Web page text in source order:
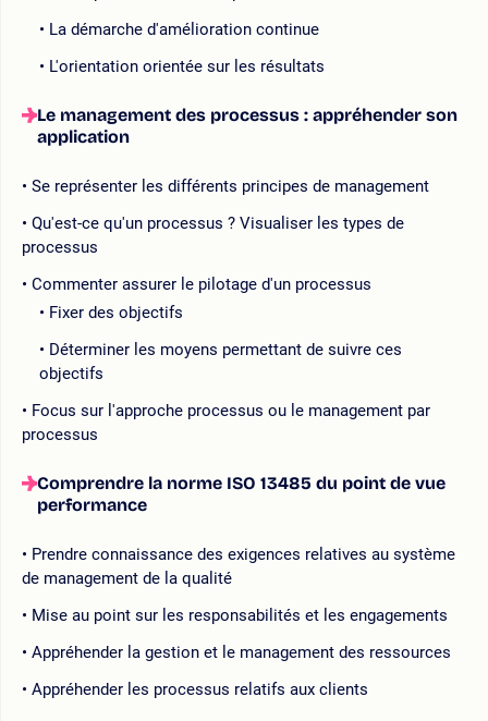
La démarche d'amélioration continue
L'orientation orientée sur les résultats
Le management des processus : appréhender son
application
Se représenter les différents principes de management
Qu'est-ce qu'un processus ? Visualiser les types de
processus
Commenter assurer le pilotage d'un processus
Fixer des objectifs
Déterminer les moyens permettant de suivre ces
objectifs
Focus sur l'approche processus ou le management par
processus
Comprendre la norme ISO 13485 du point de vue
performance
Prendre connaissance des exigences relatives au système
de management de la qualité
Mise au point sur les responsabilités et les engagements
Appréhender la gestion et le management des ressources
Appréhender les processus relatifs aux clients